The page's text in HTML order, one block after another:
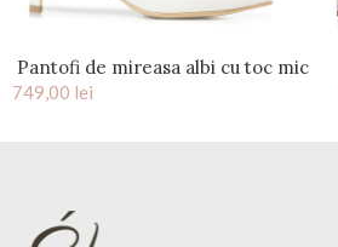
Pantofi de mireasa albi cu toc mic
si accesoriu pietre cristal Celeste
749,00 lei